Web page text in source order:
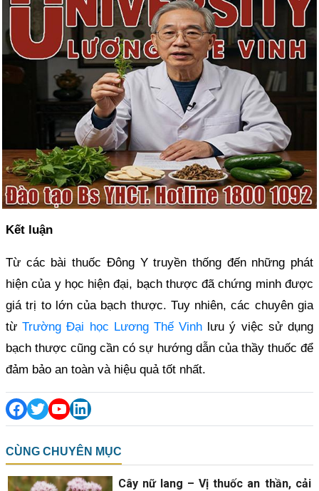
Kết luận
Từ các bài thuốc Đông Y truyền thống đến những phát
hiện của y học hiện đại, bạch thược đã chứng minh được
giá trị to lớn của bạch thược. Tuy nhiên, các chuyên gia
từTrường Đại học Lương Thế Vinh lưu ý việc sử dụng
bạch thược cũng cần có sự hướng dẫn của thầy thuốc để
đảm bảo an toàn và hiệu quả tốt nhất.
CÙNG CHUYÊN MỤC
Cây nữ lang – Vị thuốc an thần, cải